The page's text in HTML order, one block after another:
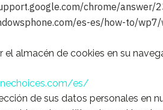
chrome/answer/
es-es/how-to/
almacén de cookies en su
es/
de sus datos personales en